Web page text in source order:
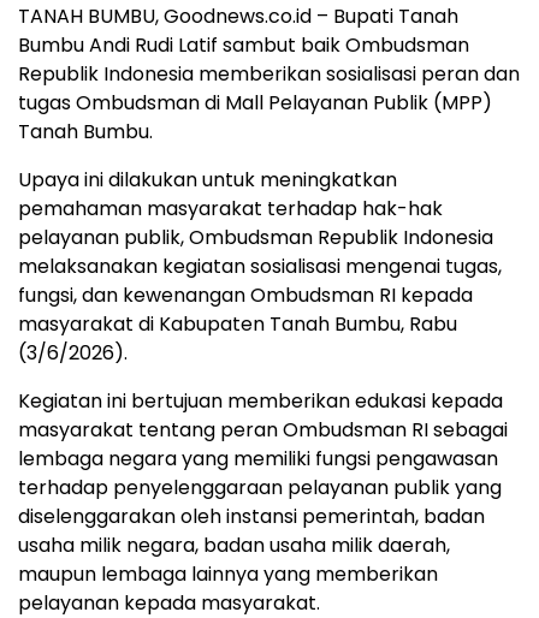
TANAH BUMBU, Goodnews.co.id – Bupati Tanah
Bumbu Andi Rudi Latif sambut baik Ombudsman
Republik Indonesia memberikan sosialisasi peran dan
tugas Ombudsman di Mall Pelayanan Publik (MPP)
Tanah Bumbu.
Upaya ini dilakukan untuk meningkatkan
pemahaman masyarakat terhadap hak-hak
pelayanan publik, Ombudsman Republik Indonesia
melaksanakan kegiatan sosialisasi mengenai tugas,
fungsi, dan kewenangan Ombudsman RI kepada
masyarakat di Kabupaten Tanah Bumbu, Rabu
(3/6/2026).
Kegiatan ini bertujuan memberikan edukasi kepada
masyarakat tentang peran Ombudsman RI sebagai
lembaga negara yang memiliki fungsi pengawasan
terhadap penyelenggaraan pelayanan publik yang
diselenggarakan oleh instansi pemerintah, badan
usaha milik negara, badan usaha milik daerah,
maupun lembaga lainnya yang memberikan
pelayanan kepada masyarakat.